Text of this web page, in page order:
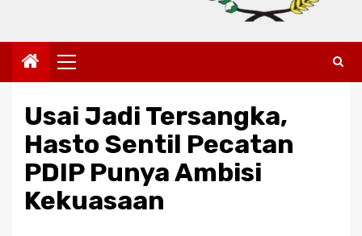
Primary
Menu
Usai Jadi Tersangka,
Hasto Sentil Pecatan
PDIP Punya Ambisi
Kekuasaan